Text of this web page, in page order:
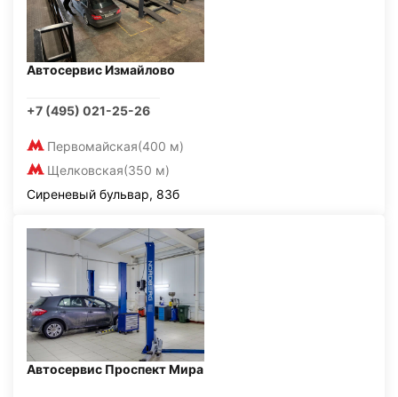
Автосервис Измайлово
+7 (495) 021-25-26
Первомайская(400 м)
Щелковская(350 м)
Сиреневый бульвар, 83б
Автосервис Проспект Мира